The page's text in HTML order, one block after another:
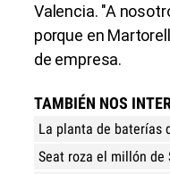
Valencia. "A
porque en
de empresa.
TAMBIÉN NOS
La planta de baterías
Seat roza el millón de